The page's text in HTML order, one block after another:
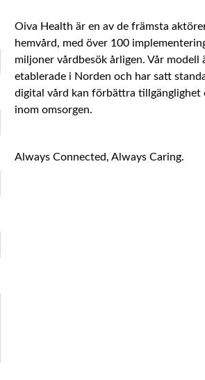
Oiva Health är en av de främsta
hemvård, med över 100
miljoner vårdbesök årligen. Vår modell
etablerade i Norden och har satt
digital vård kan förbättra
inom omsorgen.
Always Connected, Always Caring.